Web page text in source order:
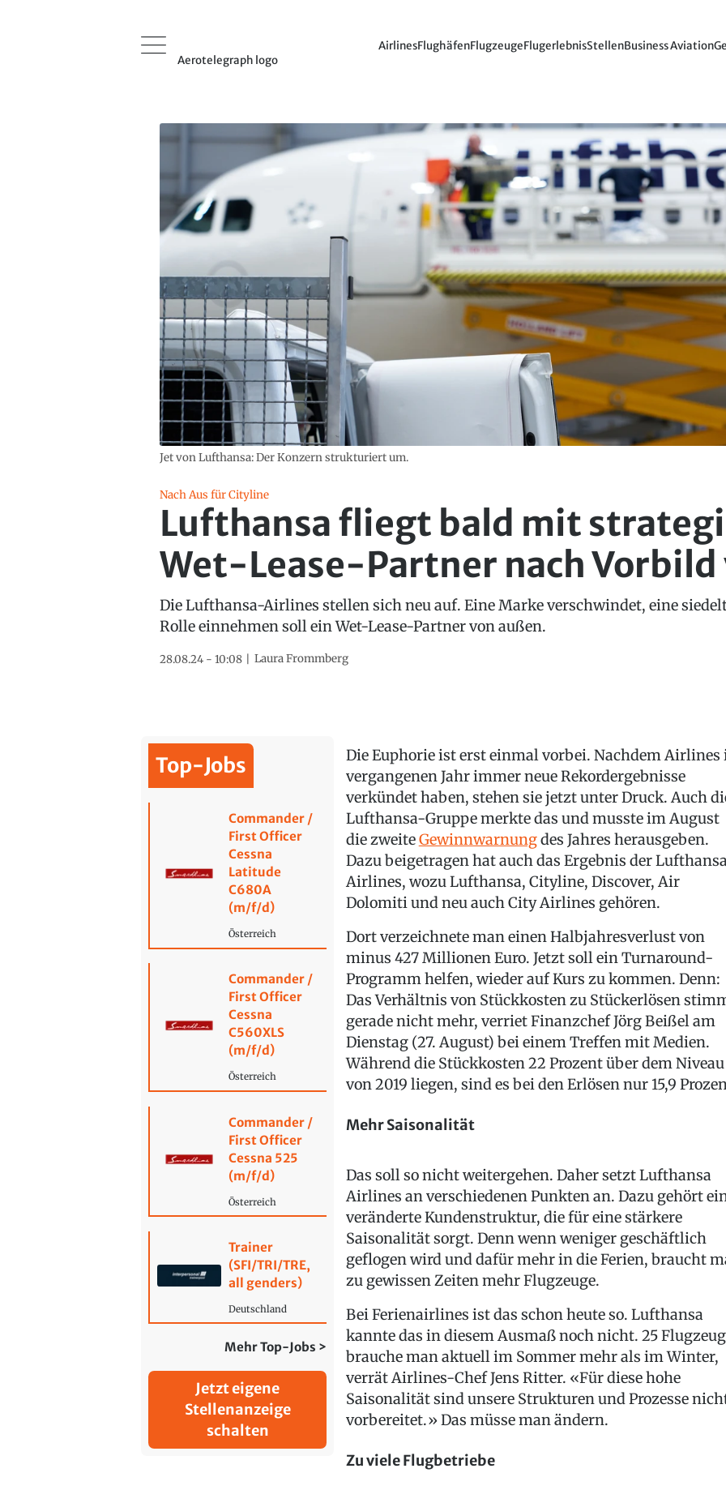
Aerotelegraph logo
AirlinesFlughäfenFlugzeugeFlugerlebnisStellenBusiness Aviation
Jet von Lufthansa: Der Konzern strukturiert um.
Nach Aus für Cityline
Lufthansa fliegt bald mit
Wet-Lease-Partner nach Vorbild
Die Lufthansa-Airlines stellen sich neu auf. Eine Marke verschwindet, eine
Rolle einnehmen soll ein Wet-Lease-Partner von außen.
28.08.24 - 10:08 Laura Frommberg
Top-Jobs
Commander /
First Officer
Cessna
Latitude
C680A
(m/f/d)
Österreich
Commander /
First Officer
Cessna
C560XLS
(m/f/d)
Österreich
Commander /
First Officer
Cessna 525
(m/f/d)
Österreich
Trainer
(SFI/TRI/TRE,
all genders)
Deutschland
Mehr Top-Jobs >
Jetzt eigene
Stellenanzeige
schalten
Die Euphorie ist erst einmal vorbei. Nachdem Airlines
vergangenen Jahr immer neue Rekordergebnisse
verkündet haben, stehen sie jetzt unter Druck. Auch
Lufthansa-Gruppe merkte das und musste im August
die zweiteGewinnwarnungdes Jahres herausgeben.
Dazu beigetragen hat auch das Ergebnis der
Airlines, wozu Lufthansa, Cityline, Discover, Air
Dolomiti und neu auch City Airlines gehören.
Dort verzeichnete man einen Halbjahresverlust von
minus 427 Millionen Euro. Jetzt soll ein Turnaround-
Programm helfen, wieder auf Kurs zu kommen. Denn:
Das Verhältnis von Stückkosten zu Stückerlösen
gerade nicht mehr, verriet Finanzchef Jörg Beißel am
Dienstag (27. August) bei einem Treffen mit Medien.
Während die Stückkosten 22 Prozent über dem Niveau
von 2019 liegen, sind es bei den Erlösen nur 15,9
Mehr Saisonalität
Das soll so nicht weitergehen. Daher setzt Lufthansa
Airlines an verschiedenen Punkten an. Dazu gehört
veränderte Kundenstruktur, die für eine stärkere
Saisonalität sorgt. Denn wenn weniger geschäftlich
geflogen wird und dafür mehr in die Ferien, braucht
zu gewissen Zeiten mehr Flugzeuge.
Bei Ferienairlines ist das schon heute so. Lufthansa
kannte das in diesem Ausmaß noch nicht. 25
brauche man aktuell im Sommer mehr als im Winter,
verrät Airlines-Chef Jens Ritter. «Für diese hohe
Saisonalität sind unsere Strukturen und Prozesse
vorbereitet.» Das müsse man ändern.
Zu viele Flugbetriebe